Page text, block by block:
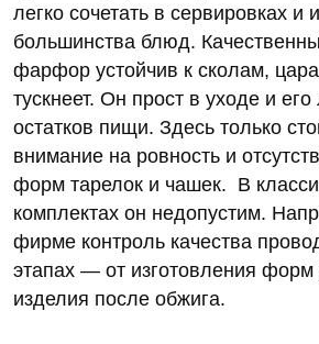
легко сочетать в сервировках и
большинства блюд.
фарфор устойчив к сколам,
тускнеет. Он прост в уходе и его
остатков пищи. Здесь только
внимание на ровность и
форм тарелок и чашек. В
комплектах он недопустим.
фирме контроль качества
этапах — от изготовления форм
изделия после обжига.